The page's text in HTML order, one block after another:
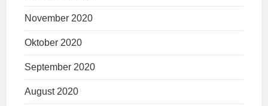
November 2020
Oktober 2020
September 2020
August 2020